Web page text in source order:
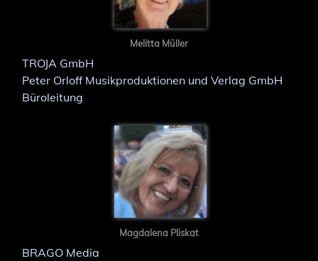
Melitta Müller
TROJA GmbH
Peter Orloff Musikproduktionen und Verlag GmbH
Büroleitung
Magdalena Pliskat
BRAGO Media